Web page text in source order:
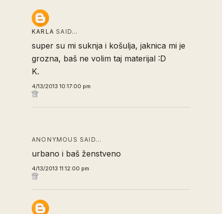
KARLASAID…
super su mi suknja i košulja, jaknica mi je
grozna, baš ne volim taj materijal :D
K.
4/13/2013 10:17:00 pm
ANONYMOUS SAID…
urbano i baš ženstveno
4/13/2013 11:12:00 pm